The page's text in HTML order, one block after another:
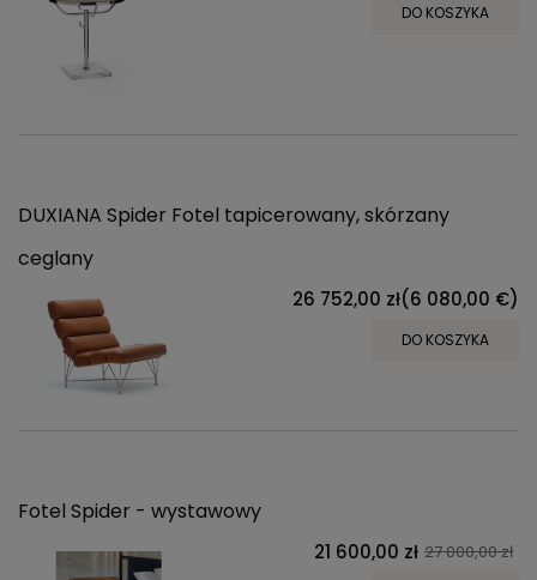
DO KOSZYKA
DUXIANA Spider Fotel tapicerowany, skórzany
ceglany
26 752,00 zł(6 080,00 €)
DO KOSZYKA
Fotel Spider - wystawowy
21 600,00 zł 27 000,00 zł